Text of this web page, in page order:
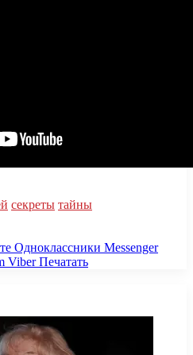
секреты тайны
Одноклассники Messenger
Viber Печатать